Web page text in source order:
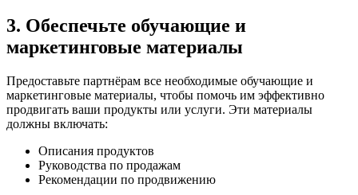
3. Обеспечьте обучающие и
маркетинговые материалы
Предоставьте партнёрам все необходимые обучающие и
маркетинговые материалы, чтобы помочь им эффективно
продвигать ваши продукты или услуги. Эти материалы
должны включать:
Описания продуктов
Руководства по продажам
Рекомендации по продвижению